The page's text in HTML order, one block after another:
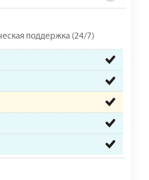
поддержка (24/7)